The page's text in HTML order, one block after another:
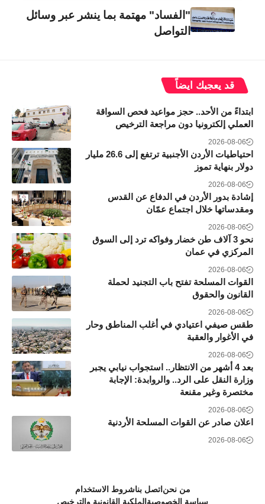
"الفساد" مهتمة بما ينشر عبر وسائل
التواصل
قد يعجبك ايضاً
ابتداءً من الأحد.. حجز مواعيد فحص السواقة
العملي إلكترونيا دون مراجعة الترخيص
2026-08-06
احتياطيات الأردن الأجنبية ترتفع إلى 26.6 مليار
دولار بنهاية تموز
2026-08-06
إشادة بدور الأردن في الدفاع عن القدس
ومقدساتها خلال اجتماع عمّان
2026-08-06
نحو 3 آلاف طن خضار وفواكه ترد إلى السوق
المركزي في عمان
2026-08-06
القوات المسلحة تفتح باب التجنيد لحملة
القانون والحقوق
2026-08-06
طقس صيفي اعتيادي في أغلب المناطق وحار
في الأغوار والعقبة
2026-08-06
بعد 4 أشهر من الانتظار.. استجواب نيابي يجبر
وزارة النقل على الرد.. والروابدة: الإجابة
مختصرة وغير مقنعة
2026-08-06
اعلان صادر عن القوات المسلحة الأردنية
2026-08-06
من نحن اتصل بناشروط الاستخدام
سياسة الخصوصية الملكية القانونية والترخيص